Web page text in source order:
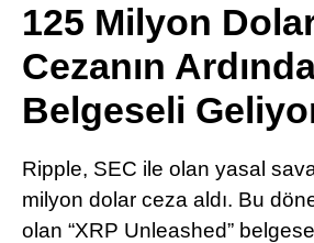
125 Milyon
Cezanın
Belgeseli
Ripple, SEC ile olan yasal
milyon dolar ceza aldı. Bu
olan “XRP Unleashed”